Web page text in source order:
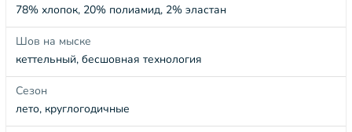
78% хлопок, 20% полиамид, 2% эластан
Шов на мыске
кеттельный, бесшовная технология
Сезон
лето, круглогодичные